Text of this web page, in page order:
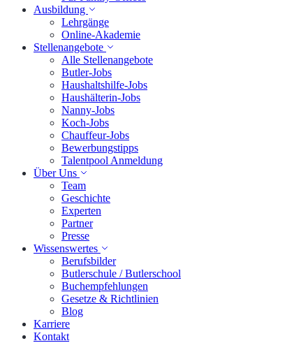
Ausbildung
Lehrgänge
Online-Akademie
Stellenangebote
Alle Stellenangebote
Butler-Jobs
Haushaltshilfe-Jobs
Haushälterin-Jobs
Nanny-Jobs
Koch-Jobs
Chauffeur-Jobs
Bewerbungstipps
Talentpool Anmeldung
Über Uns
Team
Geschichte
Experten
Partner
Presse
Wissenswertes
Berufsbilder
Butlerschule / Butlerschool
Buchempfehlungen
Gesetze & Richtlinien
Blog
Karriere
Kontakt